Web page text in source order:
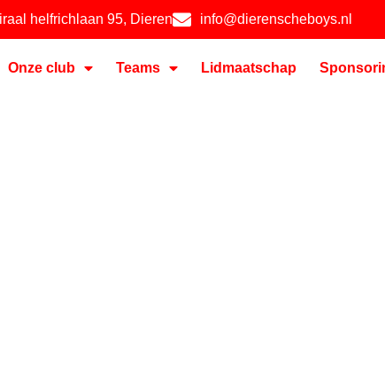
helfrichlaan 95, Dieren info@dierenscheboys.nl
Onze club Teams Lidmaatschap